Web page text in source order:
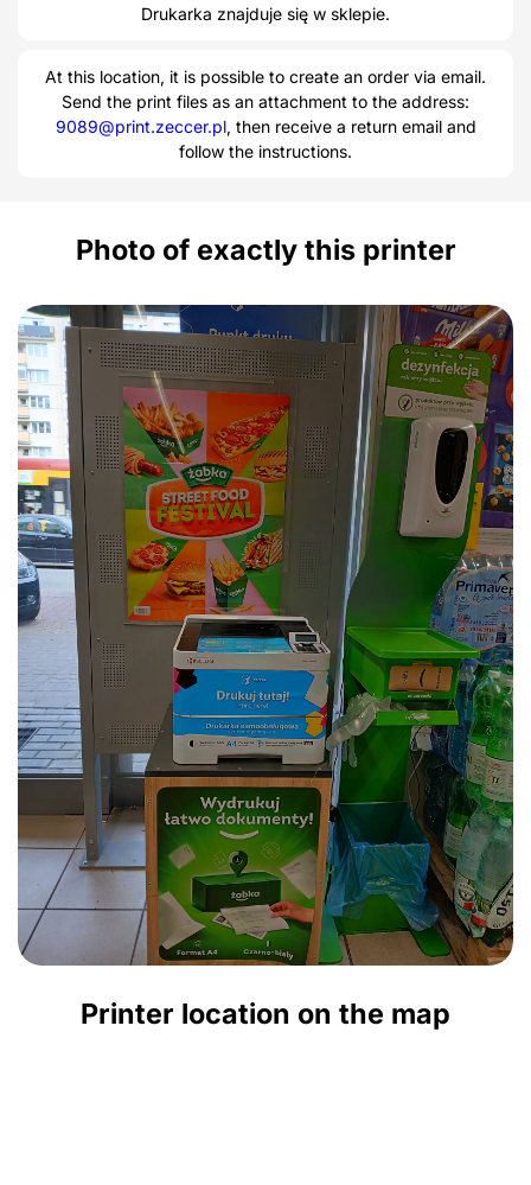
Drukarka znajduje się w sklepie.
At this location, it is possible to create an order via email.
Send the print files as an attachment to the address:
9089@print.zeccer.pl, then receive a return email and
follow the instructions.
Photo of exactly this printer
Printer location on the map